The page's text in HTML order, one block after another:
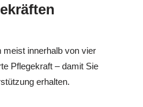
meist innerhalb von vier
Pflegekraft – damit Sie
erhalten.